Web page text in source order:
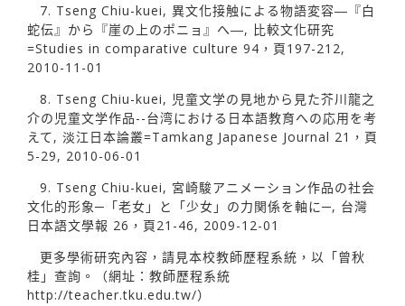
7. Tseng Chiu-kuei, 異文化接触による物語変容―『白
蛇伝』から『崖の上のポニョ』へ―, 比較文化研究
=Studies in comparative culture 94，頁197-212,
2010-11-01
8. Tseng Chiu-kuei, 児童文学の見地から見た芥川龍之
介の児童文学作品--台湾における日本語教育への応用を考
えて, 淡江日本論叢=Tamkang Japanese Journal 21，頁
5-29, 2010-06-01
9. Tseng Chiu-kuei, 宮崎駿アニメーション作品の社会
文化的形象─「老女」と「少女」の力関係を軸に─, 台灣
日本語文學報 26，頁21-46, 2009-12-01
更多學術研究內容，請見本校教師歷程系統，以「曾秋
桂」查詢。（網址：教師歷程系統
http://teacher.tku.edu.tw/）